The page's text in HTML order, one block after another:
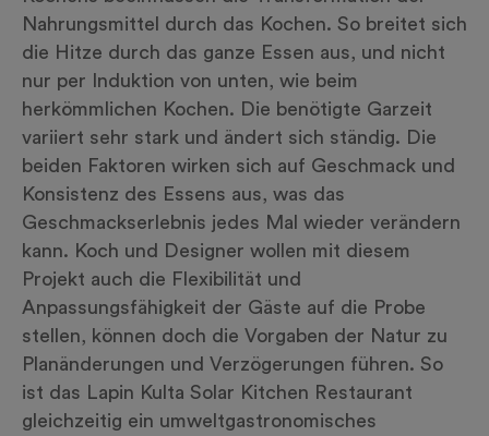
Nahrungsmittel durch das Kochen. So breitet sich
die Hitze durch das ganze Essen aus, und nicht
nur per Induktion von unten, wie beim
herkömmlichen Kochen. Die benötigte Garzeit
variiert sehr stark und ändert sich ständig. Die
beiden Faktoren wirken sich auf Geschmack und
Konsistenz des Essens aus, was das
Geschmackserlebnis jedes Mal wieder verändern
kann. Koch und Designer wollen mit diesem
Projekt auch die Flexibilität und
Anpassungsfähigkeit der Gäste auf die Probe
stellen, können doch die Vorgaben der Natur zu
Planänderungen und Verzögerungen führen. So
ist das Lapin Kulta Solar Kitchen Restaurant
gleichzeitig ein umweltgastronomisches